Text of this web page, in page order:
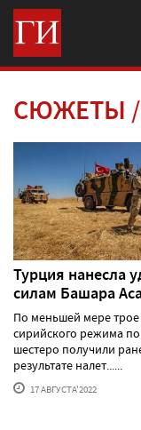
СЮЖЕТЫ
Турция нанесла
силам Башара
По меньшей мере трое
сирийского режима
шестеро получили
результате налет......
17 АВГУСТА'2022